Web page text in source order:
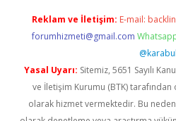
Reklam ve İletişim: E-mail:
forumhizmeti@gmail.com
@karabul
Yasal Uyarı: Sitemiz, 5651 Sayılı
ve İletişim Kurumu (BTK) tarafından
olarak hizmet vermektedir. Bu